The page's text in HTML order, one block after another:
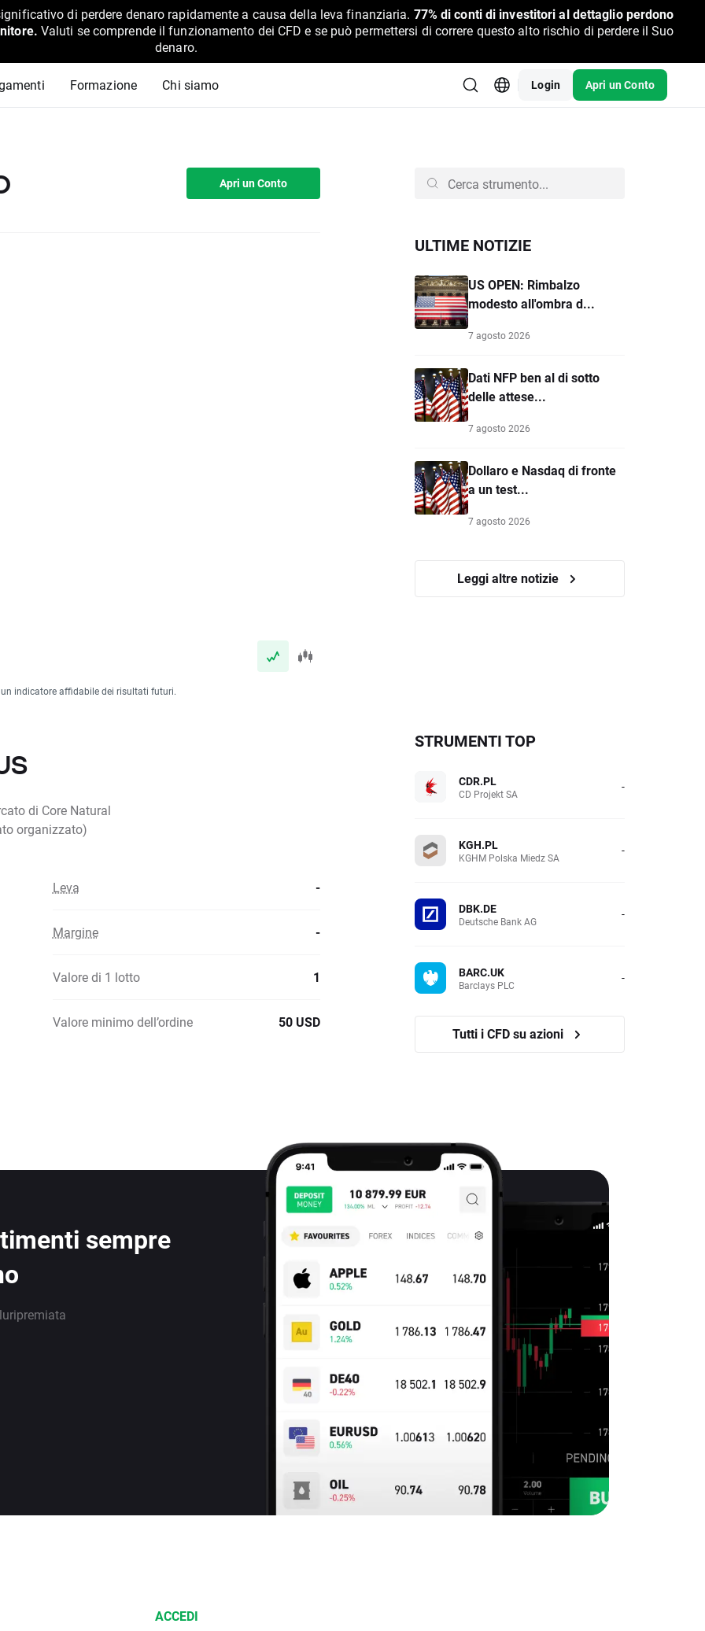
di perdere denaro rapidamente a causa della leva finanziaria. 77% di conti di investitori al dettaglio perdono
Valuti se comprende il funzionamento dei CFD e se può permettersi di correre questo alto rischio di perdere il Suo
denaro.
Formazione Chi siamo Login Apri un Conto
Apri un Conto
indicatore affidabile dei risultati futuri.
ULTIME NOTIZIE
US OPEN: Rimbalzo
modesto all'ombra d...
7 agosto 2026
Dati NFP ben al di sotto
delle attese...
7 agosto 2026
Dollaro e Nasdaq di fronte
a un test...
7 agosto 2026
Leggi altre notizie
di Core Natural
organizzato)
Leva -
Margine -
Valore di 1 lotto 1
Valore minimo dell’ordine 50 USD
STRUMENTI TOP
CDR.PL
CD Projekt SA -
KGH.PL
KGHM Polska Miedz SA -
DBK.DE
Deutsche Bank AG -
BARC.UK
Barclays PLC -
Tutti i CFD su azioni
sempre
ACCEDI